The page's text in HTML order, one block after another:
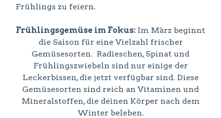
Frühlings zu feiern.
Frühlingsgemüse im Fokus: Im März beginnt
die Saison für eine Vielzahl frischer
Gemüsesorten. Radieschen, Spinat und
Frühlingszwiebeln sind nur einige der
Leckerbissen, die jetzt verfügbar sind. Diese
Gemüsesorten sind reich an Vitaminen und
Mineralstoffen, die deinen Körper nach dem
Winter beleben.